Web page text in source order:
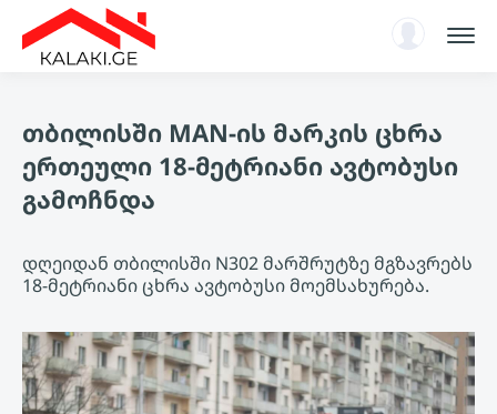
სარჩევი
ენციკლოპედია
ახალი ამბები, ანალიტიკა
თბილისში MAN-ის მარკის ცხრა
ერთეული 18-მეტრიანი ავტობუსი
გამოჩნდა
დღეიდან თბილისში N302 მარშრუტზე მგზავრებს
18-მეტრიანი ცხრა ავტობუსი მოემსახურება.